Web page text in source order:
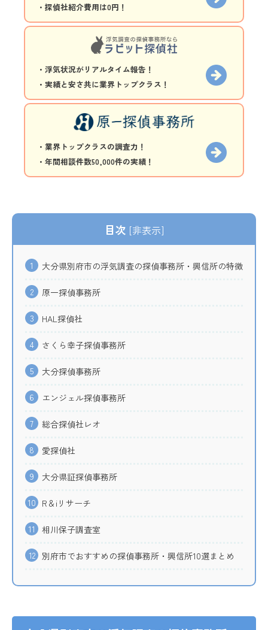
・探偵社紹介費用は0円！
・浮気状況がリアルタイム報告！
・実績と安さ共に業界トップクラス！
・業界トップクラスの調査力！
・年間相談件数50,000件の実績！
目次 [非表示]
1 大分県別府市の浮気調査の探偵事務所・興信所の特徴
2 原一探偵事務所
3 HAL探偵社
4 さくら幸子探偵事務所
5 大分探偵事務所
6 エンジェル探偵事務所
7 総合探偵社レオ
8 愛探偵社
9 大分県証探偵事務所
10 R＆iリサーチ
11 相川保子調査室
12 別府市でおすすめの探偵事務所・興信所10選まとめ